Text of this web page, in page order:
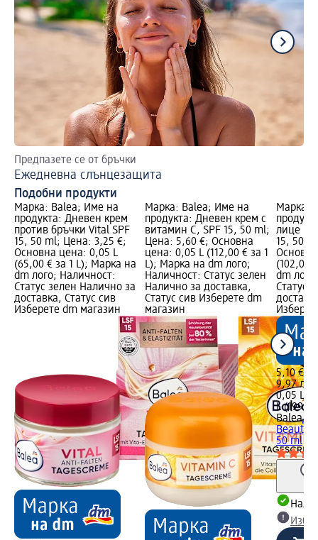
Предпазете се от бръчки
Ежедневна слънцезащита
Подобни продукти
Марка: Balea; Име на
продукта: Дневен крем
против бръчки Vital SPF
15, 50 ml; Цена: 3,25 €;
Основна цена: 0,05 L
(65,00 € за 1 L); Марка на
dm лого; Наличност:
Статус зелен Налично за
доставка, Статус сив
Изберете dm магазин
Марка: Balea; Име на
продукта: Дневен крем с
витамин C, SPF 15, 50 ml;
Цена: 5,60 €; Основна
цена: 0,05 L (112,00 € за 1
L); Марка на dm лого;
Наличност: Статус зелен
Налично за доставка,
Статус сив Изберете dm
магазин
Марка:
лице
15, 50
(102,00
dm
Статус
5,10 €
9,97 лв.
0,05 L
L
Balea
Beauty
50 ml